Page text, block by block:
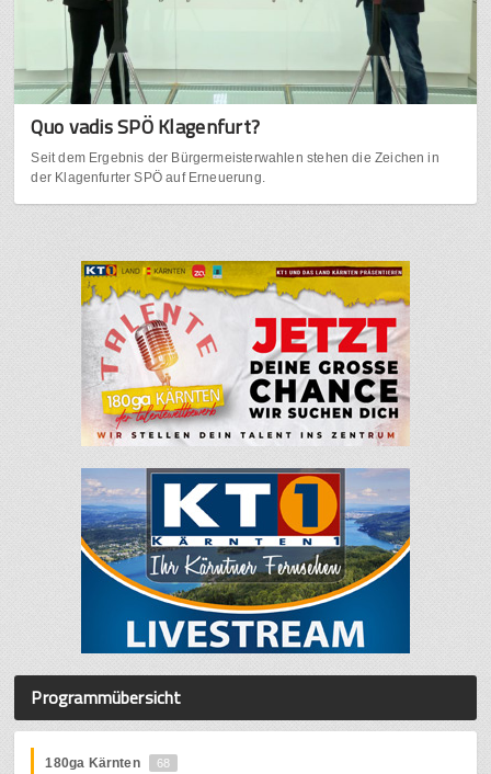
Quo vadis SPÖ Klagenfurt?
Seit dem Ergebnis der Bürgermeisterwahlen stehen die Zeichen in
der Klagenfurter SPÖ auf Erneuerung.
Programmübersicht
180ga Kärnten 68